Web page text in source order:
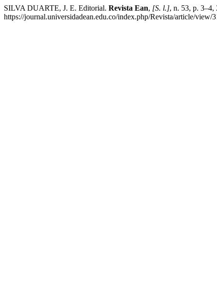
SILVA DUARTE, J. E. Editorial. Revista Ean, [S. l.], n. 53, p. 3–4,
https://journal.universidadean.edu.co/index.php/Revista/article/view/